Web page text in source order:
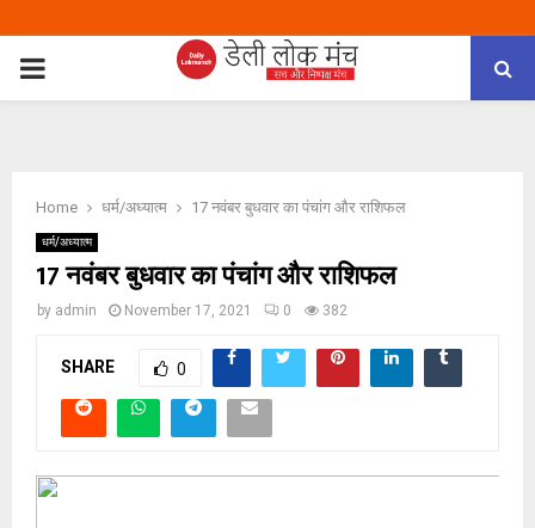
PRIMARY
Home धर्म/अध्यात्म 17 नवंबर बुधवार का पंचांग और राशिफल
धर्म/अध्यात्म
17 नवंबर बुधवार का पंचांग और राशिफल
by admin November 17, 2021 0 382
SHARE 0